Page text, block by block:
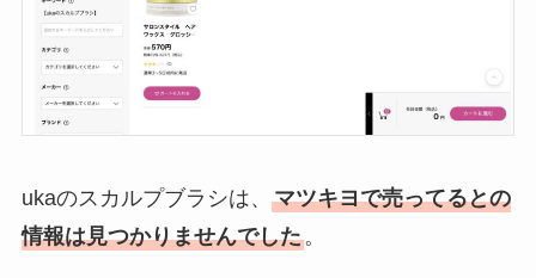
ukaのスカルプブラシは、 マツキヨで売ってるとの
情報は見つかりませんでした。